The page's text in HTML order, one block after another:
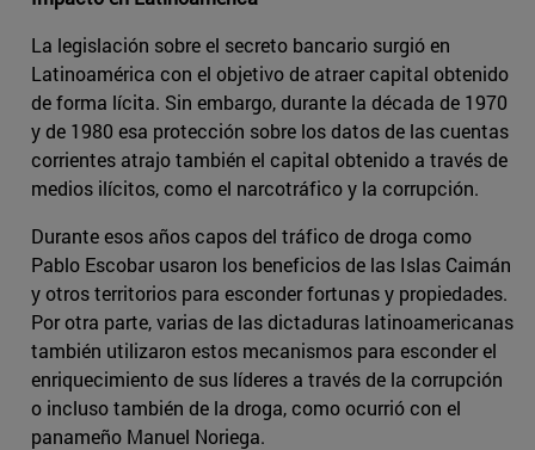
La legislación sobre el secreto bancario surgió en
Latinoamérica con el objetivo de atraer capital obtenido
de forma lícita. Sin embargo, durante la década de 1970
y de 1980 esa protección sobre los datos de las cuentas
corrientes atrajo también el capital obtenido a través de
medios ilícitos, como el narcotráfico y la corrupción.
Durante esos años capos del tráfico de droga como
Pablo Escobar usaron los beneficios de las Islas Caimán
y otros territorios para esconder fortunas y propiedades.
Por otra parte, varias de las dictaduras latinoamericanas
también utilizaron estos mecanismos para esconder el
enriquecimiento de sus líderes a través de la corrupción
o incluso también de la droga, como ocurrió con el
panameño Manuel Noriega.